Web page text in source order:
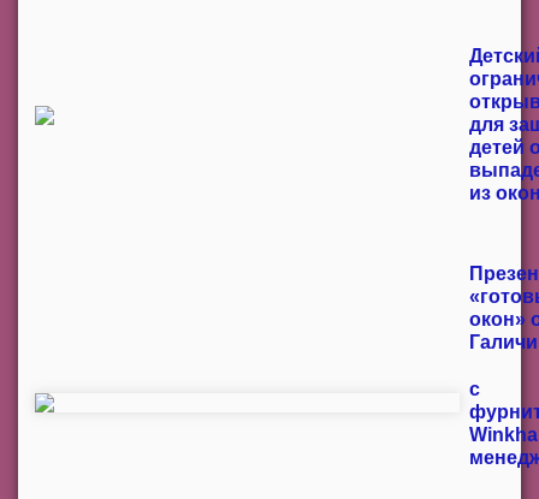
для
детей
из
окон»
Галичи
с